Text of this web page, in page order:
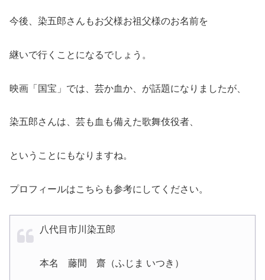
今後、染五郎さんもお父様お祖父様のお名前を
継いで行くことになるでしょう。
映画「国宝」では、芸か血か、が話題になりましたが、
染五郎さんは、芸も血も備えた歌舞伎役者、
ということにもなりますね。
プロフィールはこちらも参考にしてください。
八代目市川染五郎
本名 藤間 齋（ふじま いつき）